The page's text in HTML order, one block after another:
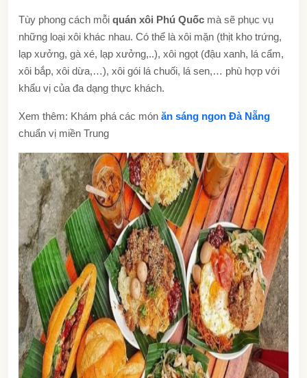
Tùy phong cách mỗi quán xôi Phú Quốc mà sẽ phục vụ
những loại xôi khác nhau. Có thể là xôi mặn (thịt kho trứng,
lạp xưởng, gà xé, lạp xưởng,..), xôi ngọt (đậu xanh, lá cẩm,
xôi bắp, xôi dừa,…), xôi gói lá chuối, lá sen,… phù hợp với
khẩu vị của đa dạng thực khách.
Xem thêm: Khám phá các món ăn sáng ngon Đà Nẵng
chuẩn vị miền Trung